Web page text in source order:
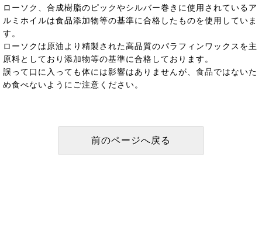
ローソク、合成樹脂のピックやシルバー巻きに使用されているア
ルミホイルは食品添加物等の基準に合格したものを使用していま
す。
ローソクは原油より精製された高品質のパラフィンワックスを主
原料としており添加物等の基準に合格しております。
誤って口に入っても体には影響はありませんが、食品ではないた
め食べないようにご注意ください。